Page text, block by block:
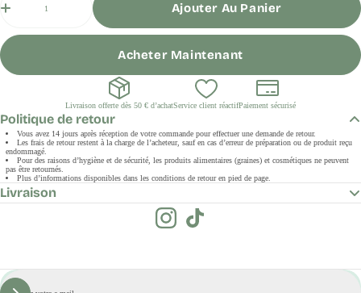
Ajouter Au Panier
Acheter Maintenant
Livraison offerte dès 50 € d’achatService client réactifPaiement sécurisé
Politique de retour
Vous avez 14 jours après réception de votre commande pour effectuer une demande de retour.
Les frais de retour restent à la charge de l’acheteur, sauf en cas d’erreur de préparation ou de produit reçu
endommagé.
Pour des raisons d’hygiène et de sécurité, les produits alimentaires (graines) et cosmétiques ne peuvent
pas être retournés.
Plus d’informations disponibles dans les conditions de retour en pied de page.
Livraison
E-
mail